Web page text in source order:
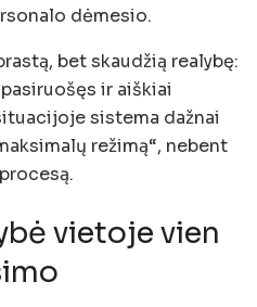
dėmesio.
bet skaudžią realybę:
ir aiškiai
sistema dažnai
režimą“, nebent
vietoje vien